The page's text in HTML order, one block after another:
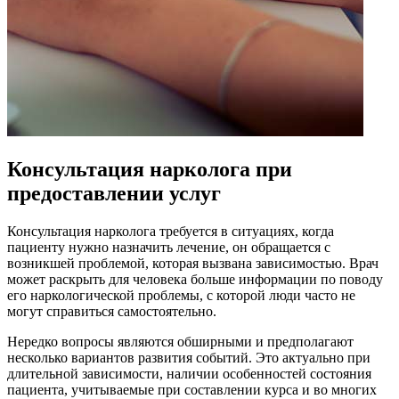
Консультация нарколога при
предоставлении услуг
Консультация нарколога требуется в ситуациях, когда
пациенту нужно назначить лечение, он обращается с
возникшей проблемой, которая вызвана зависимостью. Врач
может раскрыть для человека больше информации по поводу
его наркологической проблемы, с которой люди часто не
могут справиться самостоятельно.
Нередко вопросы являются обширными и предполагают
несколько вариантов развития событий. Это актуально при
длительной зависимости, наличии особенностей состояния
пациента, учитываемые при составлении курса и во многих